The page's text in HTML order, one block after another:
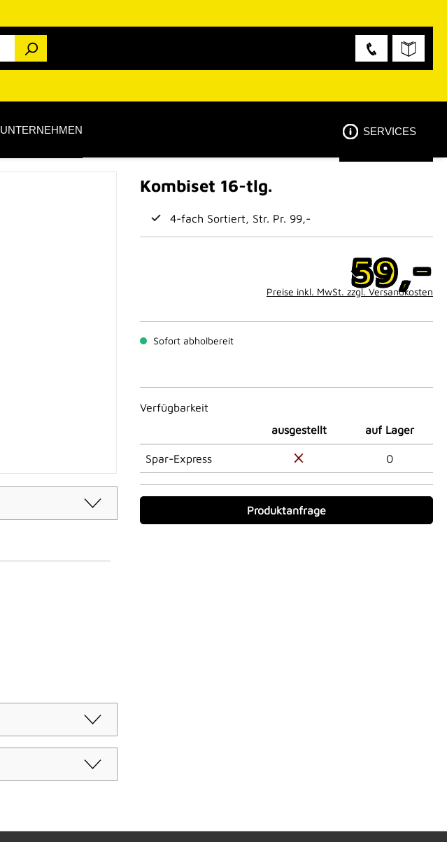
UNTERNEHMEN SERVICES
Kombiset 16-tlg.
4-fach Sortiert, Str. Pr. 99,-
59,-
Preise inkl. MwSt. zzgl. Versandkosten
Sofort abholbereit
Verfügbarkeit
ausgestellt
auf Lager
Spar-Express 0
Produktanfrage